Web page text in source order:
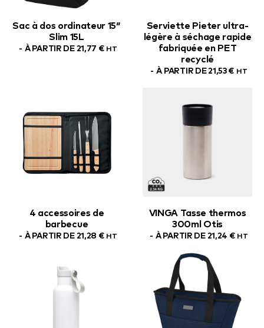
Sac à dos ordinateur 15″
Slim 15L
À PARTIR DE21,77 € HT
Serviette Pieter ultra-
légère à séchage rapide
fabriquée en PET
recyclé
À PARTIR DE21,53€ HT
4 accessoires de
barbecue
À PARTIR DE21,28 € HT
VINGA Tasse thermos
300ml Otis
À PARTIR DE21,24 € HT